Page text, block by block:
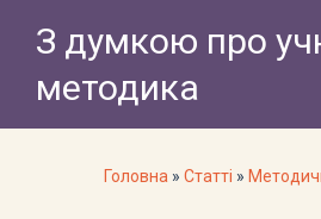
З думкою про
методика
Головна » Статті »